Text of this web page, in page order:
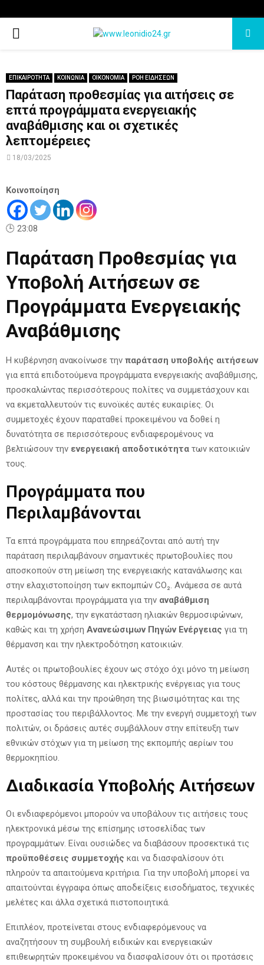
PRIMARY
ΕΠΙΚΑΙΡΟΤΗΤΑ ΚΟΙΝΩΝΙΑ ΟΙΚΟΝΟΜΙΑ ΡΟΗ ΕΙΔΗΣΕΩΝ
Παράταση προθεσμίας για αιτήσεις σε
επτά προγράμματα ενεργειακής
αναβάθμισης και οι σχετικές
λεπτομέρειες
18/03/2025
Κοινοποίηση
🕒 23:08
Παράταση Προθεσμίας για
Υποβολή Αιτήσεων σε
Προγράμματα Ενεργειακής
Αναβάθμισης
Η κυβέρνηση ανακοίνωσε την παράταση υποβολής αιτήσεων
για επτά επιδοτούμενα προγράμματα ενεργειακής αναβάθμισης,
προσκαλώντας περισσότερους πολίτες να συμμετάσχουν και
να εκμεταλλευτούν τις ευνοϊκές αυτές ευκαιρίες. Οι
συμμετοχές έχουν παραταθεί προκειμένου να δοθεί η
δυνατότητα σε περισσότερους ενδιαφερομένους να
βελτιώσουν την ενεργειακή αποδοτικότητα των κατοικιών
τους.
Προγράμματα που
Περιλαμβάνονται
Τα επτά προγράμματα που επηρεάζονται από αυτή την
παράταση περιλαμβάνουν σημαντικές πρωτοβουλίες που
αποσκοπούν στη μείωση της ενεργειακής κατανάλωσης και
στην ελαχιστοποίηση των εκπομπών CO₂. Ανάμεσα σε αυτά
περιλαμβάνονται προγράμματα για την αναβάθμιση
θερμομόνωσης, την εγκατάσταση ηλιακών θερμοσιφώνων,
καθώς και τη χρήση Ανανεώσιμων Πηγών Ενέργειας για τη
θέρμανση και την ηλεκτροδότηση κατοικιών.
Αυτές οι πρωτοβουλίες έχουν ως στόχο όχι μόνο τη μείωση
του κόστους θέρμανσης και ηλεκτρικής ενέργειας για τους
πολίτες, αλλά και την προώθηση της βιωσιμότητας και της
προστασίας του περιβάλλοντος. Με την ενεργή συμμετοχή των
πολιτών, οι δράσεις αυτές συμβάλλουν στην επίτευξη των
εθνικών στόχων για τη μείωση της εκπομπής αερίων του
θερμοκηπίου.
Διαδικασία Υποβολής Αιτήσεων
Οι ενδιαφερόμενοι μπορούν να υποβάλουν τις αιτήσεις τους
ηλεκτρονικά μέσω της επίσημης ιστοσελίδας των
προγραμμάτων. Είναι ουσιώδες να διαβάσουν προσεκτικά τις
προϋποθέσεις συμμετοχής και να διασφαλίσουν ότι
πληρούν τα απαιτούμενα κριτήρια. Για την υποβολή μπορεί να
απαιτούνται έγγραφα όπως αποδείξεις εισοδήματος, τεχνικές
μελέτες και άλλα σχετικά πιστοποιητικά.
Επιπλέον, προτείνεται στους ενδιαφερόμενους να
αναζητήσουν τη συμβουλή ειδικών και ενεργειακών
επιθεωρητών προκειμένου να διασφαλίσουν ότι οι προτάσεις